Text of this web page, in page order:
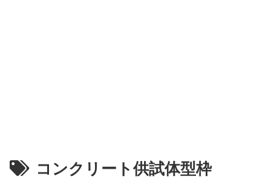
コンクリート供試体型枠